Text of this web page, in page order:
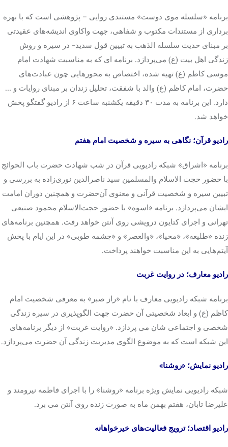
برنامه «سلسله موی دوست» مستندی روایی – پژوهشی است که با بهره
برداری از مستندات مکتوب و شفاهی، جهت واکاوی اندیشه‌های عقیدتی
بر مبنای حدیث سلسله الذهب به تبیین قول سدید- در سیره و روش
زندگی اهل بیت (ع) می‌پردازد. برنامه ای که به مناسبت شهادت امام
موسی کاظم (ع) تهیه شده، اختصاص به محورهایی چون عبادت‌های
حضرت، امام کاظم (ع) والد با شفقت، تحلیل زندان بر مبنای روایات و …
دارد. این برنامه به مدت ۳۰ دقیقه یکشنبه ساعت ۶ از رادیو گفتگو پخش
خواهد شد.
رادیو قرآن؛ نگاهی به سیره و شخصیت امام هفتم
برنامه «اشراق» شبکه رادیویی قرآن در شب شهادت حضرت باب الحوائج
با حضور حجت الاسلام والمسلمین سید ناصرالدین نوری‌زاده به بررسی و
تبیین سیره و شخصیت قرآنی و معنوی آن‌حضرت و همچنین دوران امامت
ایشان می‌پردازد. برنامه «اسوه» با حضور حجت‌الاسلام محمود صنیعی
تهرانی و اجرای کتایون درویشی ‌روی آنتن خواهد رفت. همچنین برنامه‌های
زنده «طلیعه»، «محیا»، «والعصر» و «چشمه طوبی» در این ایام با پخش
آیتم‌هایی به این مناسبت خواهند پرداخت.
رادیو معارف؛ در روایت غربت
برنامه شبکه رادیویی معارف با نام «راز صبر» به معرفی شخصیت امام
کاظم (ع) و ابعاد شخصیتی آن حضرت جهت الگوپذیری در سیره زندگی
شخصی و اجتماعی شان می پردازد. «روایت غربت» از دیگر برنامه‌های
این شبکه است که به موضوع الگوی مدیریت زندگی آن حضرت می‌پردازد.
رادیو نمایش؛ «روشنا»
شبکه رادیویی نمایش ویژه برنامه «روشنا» را با اجرای فاطمه نیرومند و
علیرضا تابان، هفتم بهمن ماه به صورت زنده روی آنتن می برد.
رادیو اقتصاد؛ ترویج فعالیت‌های خیرخواهانه